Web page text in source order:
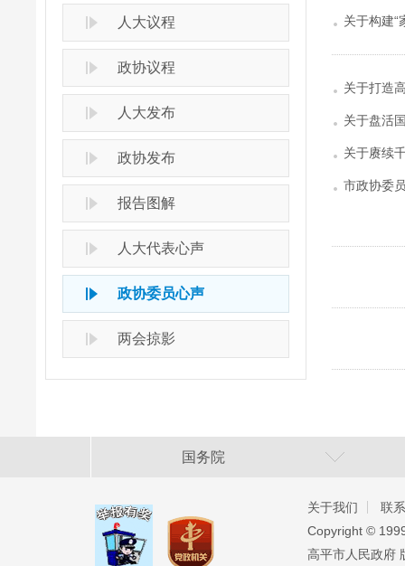
人大议程
政协议程
人大发布
政协发布
报告图解
人大代表心声
政协委员心声
两会掠影
关于构建“
关于打造
关于盘活
关于赓续
市政协委
国务院
关于我们
联
Copyright ©️
高平市人民政府